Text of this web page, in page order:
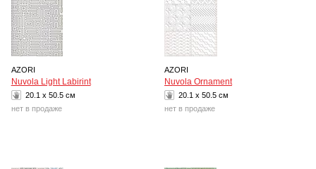
AZORI
Nuvola Light Labirint
20.1 x 50.5 см
нет в продаже
AZORI
Nuvola Ornament
20.1 x 50.5 см
нет в продаже